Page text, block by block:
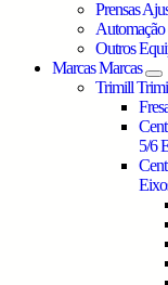
Prensas
Automação
Outros
MarcasMarcas
Trimill
5/6